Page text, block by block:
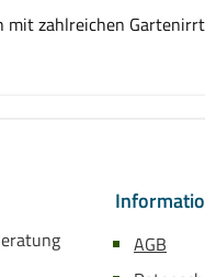
mit zahlreichen
AGB